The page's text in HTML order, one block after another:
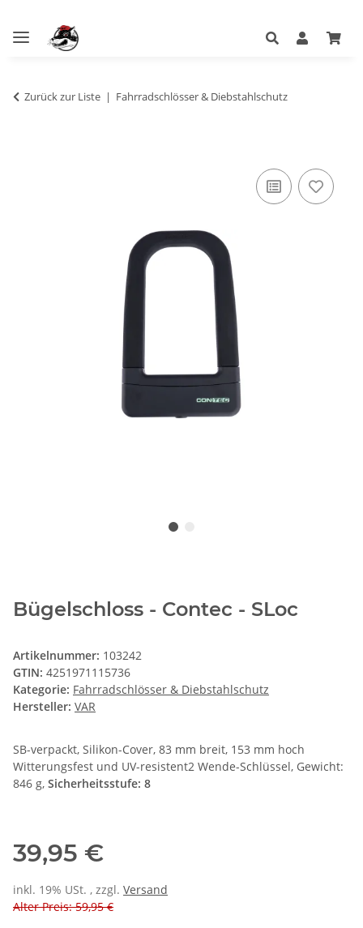
Zurück zur Liste Fahrradschlösser & Diebstahlschutz
Bügelschloss - Contec - SLoc
Artikelnummer: 103242
GTIN: 4251971115736
Kategorie: Fahrradschlösser & Diebstahlschutz
Hersteller: VAR
SB-verpackt, Silikon-Cover, 83 mm breit, 153 mm hoch
Witterungsfest und UV-resistent2 Wende-Schlüssel, Gewicht:
846 g, Sicherheitsstufe: 8
39,95 €
inkl. 19% USt. , zzgl. Versand
Alter Preis: 59,95 €